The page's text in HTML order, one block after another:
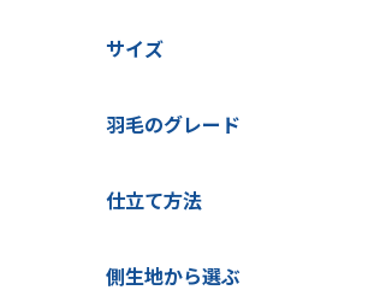
サイズ
羽毛のグレード
仕立て方法
側生地から選ぶ